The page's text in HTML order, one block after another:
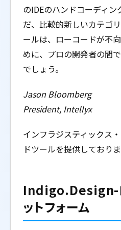
のIDEのハンドコーディ
だ、比較的新しいカテゴ
ールは、ローコードが不
めに、プロの開発者の間
でしょう。
Jason Bloomberg
President, Intellyx
インフラジスティックス
ドツールを提供しておりま
Indigo.Design-
ットフォーム